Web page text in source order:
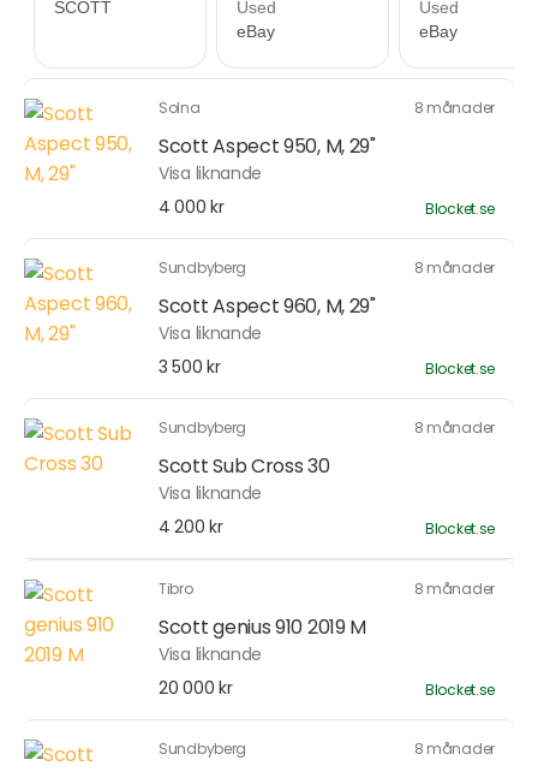
Solna 8 månader
Scott Aspect 950, M, 29"
Visa liknande
4 000 kr
Blocket.se
Sundbyberg 8 månader
Scott Aspect 960, M, 29"
Visa liknande
3 500 kr
Blocket.se
Sundbyberg 8 månader
Scott Sub Cross 30
Visa liknande
4 200 kr
Blocket.se
Tibro 8 månader
Scott genius 910 2019 M
Visa liknande
20 000 kr
Blocket.se
Sundbyberg 8 månader